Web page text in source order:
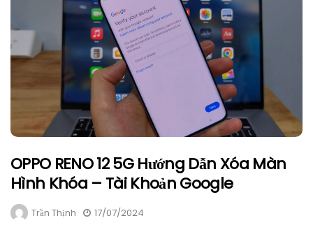
OPPO RENO 12 5G Hướng Dẫn Xóa Màn
Hình Khóa – Tài Khoản Google
Trần Thịnh 17/07/2024